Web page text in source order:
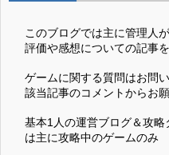
このブログでは主に管理人
評価や感想についての記事
ゲームに関する質問はお問
該当記事のコメントからお願
基本1人の運営ブログ＆攻
は主に攻略中のゲームのみ